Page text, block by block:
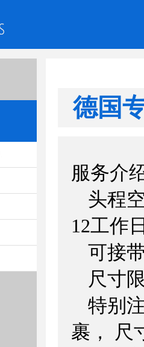
德国
服务介
头程
12工作
可接
尺寸
特别
裹， 尺